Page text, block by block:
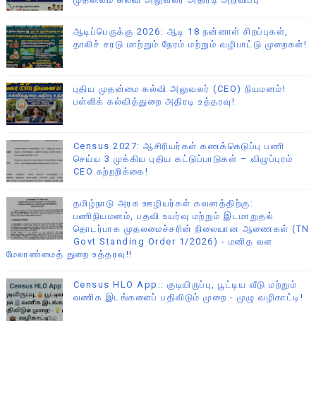
ஆடிப்பெருக்கு 2026: ஆடி 18 நன்னாள் சிறப்புகள்,
தாலிச் சரடு மாற்றும் நேரம் மற்றும் வழிபாட்டு முறைகள்!
புதிய முதன்மை கல்வி அலுவலர் (CEO) நியமனம்!
பள்ளிக் கல்வித்துறை அதிரடி உத்தரவு!
Census 2027: ஆசிரியர்கள் கணக்கெடுப்பு பணி
செய்ய 3 முக்கிய புதிய கட்டுப்பாடுகள் – விழுப்புரம்
CEO சுற்றறிக்கை!
தமிழ்நாடு அரசு ஊழியர்கள் கவனத்திற்கு:
பணிநியமனம், பதவி உயர்வு மற்றும் இடமாறுதல்
தொடர்பாக முதலமைச்சரின் நிலையான ஆணைகள் (TN
Govt Standing Order 1/2026) - மனித வள
மேலாண்மைத் துறை உத்தரவு!!
Census HLO App:: குடியிருப்பு, பூட்டிய வீடு மற்றும்
வணிக இடங்களைப் பதிவிடும் முறை - முழு வழிகாட்டி!